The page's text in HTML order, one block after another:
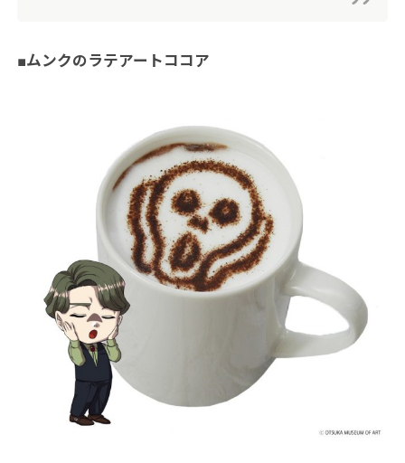
■ムンクのラテアートココア